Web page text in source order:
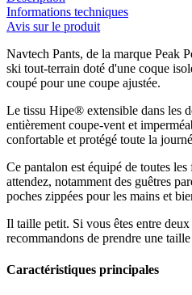
Informations techniques
Avis sur le produit
Navtech Pants, de la marque Peak
ski tout-terrain doté d'une coque
coupé pour une coupe ajustée.
Le tissu Hipe® extensible dans les
entièrement coupe-vent et
confortable et protégé toute la
Ce pantalon est équipé de toutes
attendez, notamment des guêtres
poches zippées pour les mains et
Il taille petit. Si vous êtes entre
recommandons de prendre une taille
Caractéristiques principales